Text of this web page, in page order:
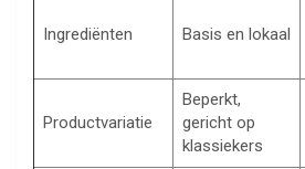
Ingrediënten Basis en lokaal
Productvariatie
Beperkt,
gericht op
klassiekers